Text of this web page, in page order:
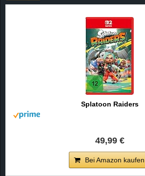
Splatoon Raiders
49,99 €
Bei Amazon kaufen